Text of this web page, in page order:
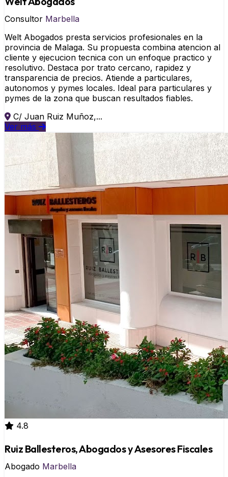
Consultor Marbella
Welt Abogados presta servicios profesionales en la
provincia de Malaga. Su propuesta combina atencion al
cliente y ejecucion tecnica con un enfoque practico y
resolutivo. Destaca por trato cercano, rapidez y
transparencia de precios. Atiende a particulares,
autonomos y pymes locales. Ideal para particulares y
pymes de la zona que buscan resultados fiables.
C/ Juan Ruiz Muñoz,...
Ver más
4.8
Ruiz Ballesteros, Abogados y Asesores Fiscales
Abogado Marbella